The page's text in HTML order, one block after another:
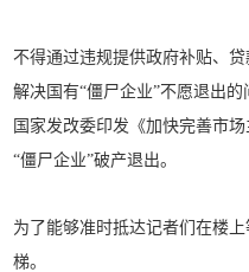
不得通过违规提供政府补贴、
解决国有“僵尸企业”不愿退出的
国家发改委印发《加快完善市
“僵尸企业”破产退出。
为了能够准时抵达记者们在楼
梯。